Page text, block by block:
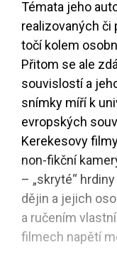
Témata jeho
realizovaných či
točí kolem
Přitom se ale
souvislostí a
snímky míří k
evropských
Kerekesovy
non-fikční
– „skryté“
dějin a jejich
a ručením
filmech napětí